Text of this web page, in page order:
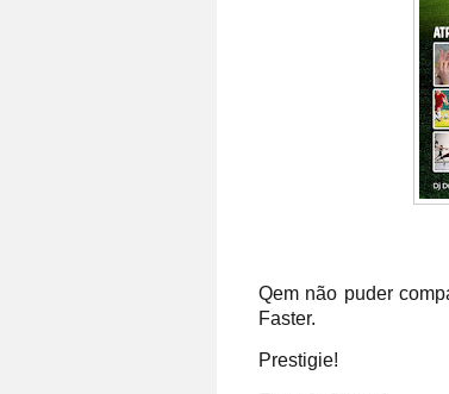
Qem não puder
Faster.
Prestigie!